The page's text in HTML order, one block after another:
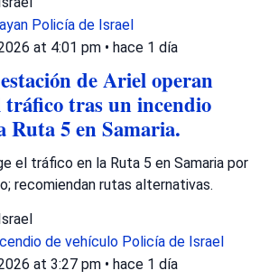
Policía de Israel
at 4:01 pm • hace 1 día
de Ariel operan
tras un incendio
Ruta 5 en Samaria.
el tráfico en la Ruta 5 en Samaria por
recomiendan rutas alternativas.
de vehículo Policía de Israel
at 3:27 pm • hace 1 día